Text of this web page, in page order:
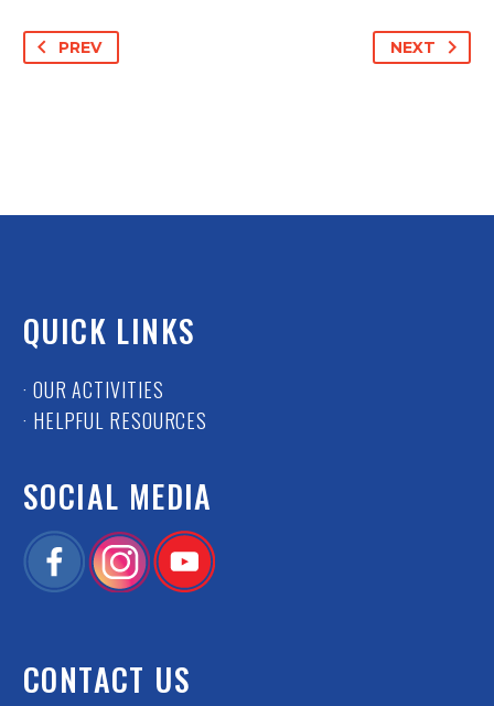
PREV NEXT
QUICK LINKS
· OUR ACTIVITIES
· HELPFUL RESOURCES
SOCIAL MEDIA
CONTACT US